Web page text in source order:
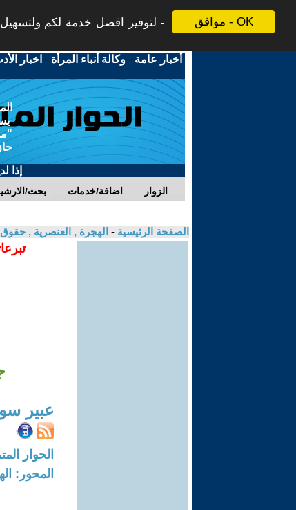
موافق - OK
لتوفير افضل خدمة لكم
أخبار عامة -وكالة أنباء المرأة - اخبار
إذا
بحث/ اضافة/خدمات الزوار
الصفحة الرئيسية - الهجرة , العنصرية , حقوق
عبير
الحوار المتمدن-
المحور: